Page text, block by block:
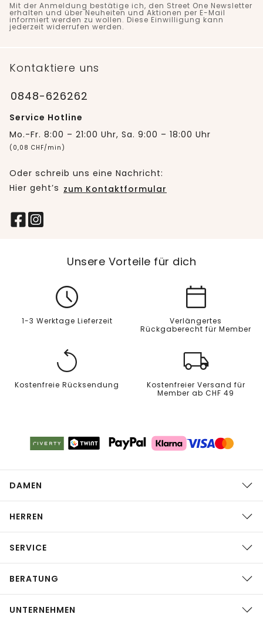
Mit der Anmeldung bestätige ich, den Street One Newsletter
erhalten und über Neuheiten und Aktionen per E-Mail
informiert werden zu wollen. Diese Einwilligung kann
jederzeit widerrufen werden.
Kontaktiere uns
0848-626262
Service Hotline
Mo.-Fr. 8:00 – 21:00 Uhr, Sa. 9:00 – 18:00 Uhr
(0,08 CHF/min)
Oder schreib uns eine Nachricht:
Hier geht’s zum Kontaktformular
Unsere Vorteile für dich
1-3 Werktage Lieferzeit
Verlängertes
Rückgaberecht für Member
Kostenfreie Rücksendung
Kostenfreier Versand für
Member ab CHF 49
DAMEN
HERREN
SERVICE
BERATUNG
UNTERNEHMEN